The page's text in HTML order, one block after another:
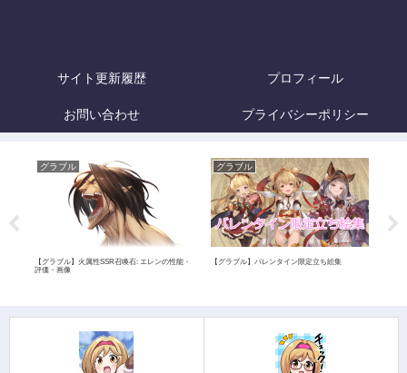
サイト更新履歴 プロフィール
お問い合わせ プライバシーポリシー
グラブル
【グラブル】火属性SSR召喚石: エレンの性能・
評価・画像
グラブル
【グラブル】バレンタイン限定立ち絵集